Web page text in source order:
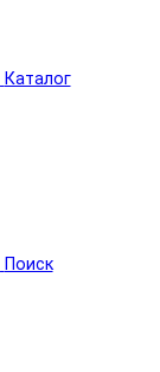
Каталог
Поиск